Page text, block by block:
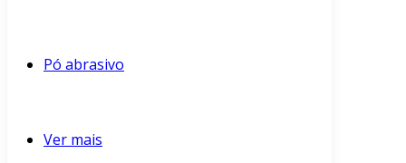
Pó abrasivo
Ver mais